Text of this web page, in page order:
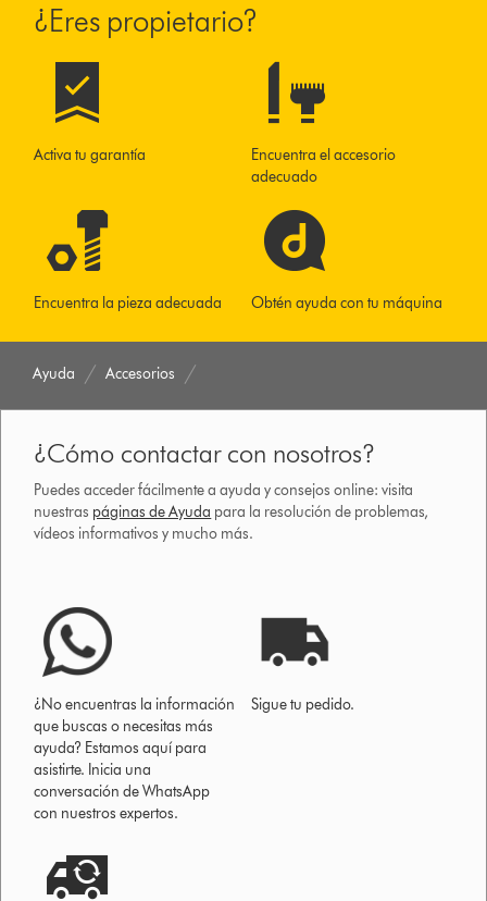
¿Eres propietario?
Activa tu garantía
Encuentra el accesorio
adecuado
Encuentra la pieza adecuada Obtén ayuda con tu máquina
Ayuda Accesorios
¿Cómo contactar con nosotros?
Puedes acceder fácilmente a ayuda y consejos online: visita
nuestras páginas de Ayuda para la resolución de problemas,
vídeos informativos y mucho más.
¿No encuentras la información
que buscas o necesitas más
ayuda? Estamos aquí para
asistirte. Inicia una
conversación de WhatsApp
con nuestros expertos.
Sigue tu pedido.